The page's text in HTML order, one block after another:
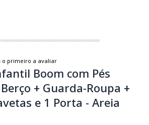
o primeiro a avaliar
Boom com Pés
+ Guarda-Roupa +
e 1 Porta - Areia